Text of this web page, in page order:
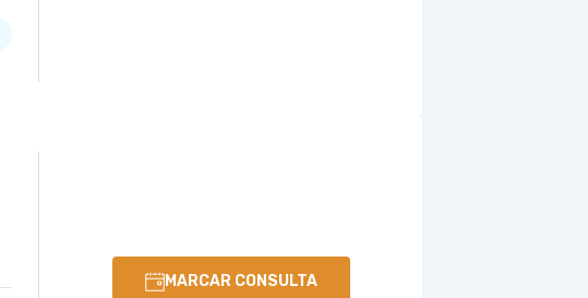
MARCAR CONSULTA